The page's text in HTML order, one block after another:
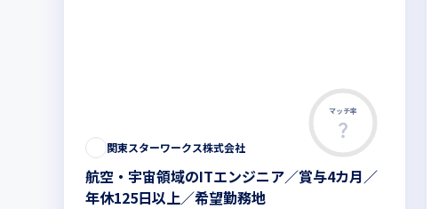
マッチ率
関東スターワークス株式会社
航空・宇宙領域のITエンジニア／賞与4カ月／
年休125日以上／希望勤務地